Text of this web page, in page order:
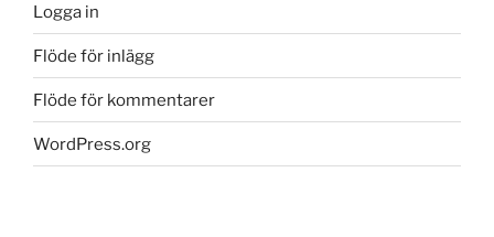
Logga in
Flöde för inlägg
Flöde för kommentarer
WordPress.org